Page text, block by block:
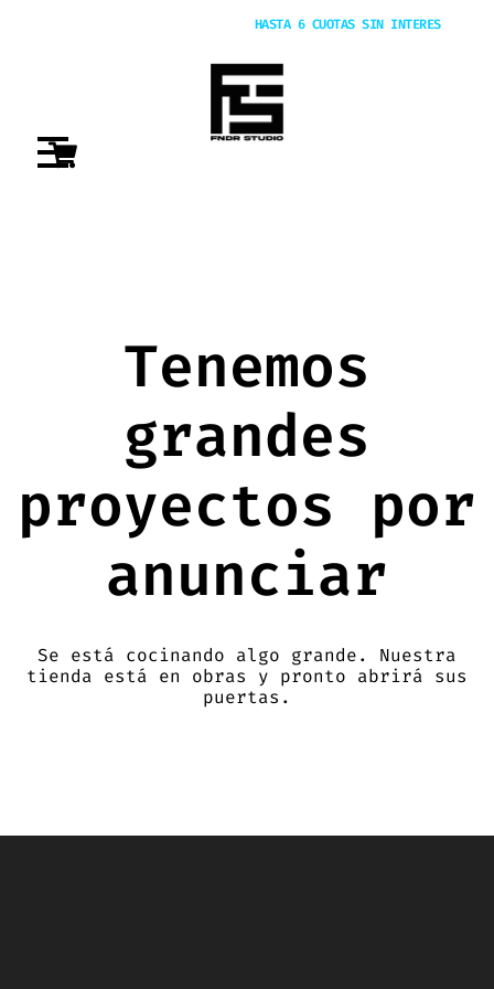
HASTA 6 CUOTAS SIN INTERES
Tenemos
grandes
proyectos por
anunciar
Se está cocinando algo grande. Nuestra
tienda está en obras y pronto abrirá sus
puertas.